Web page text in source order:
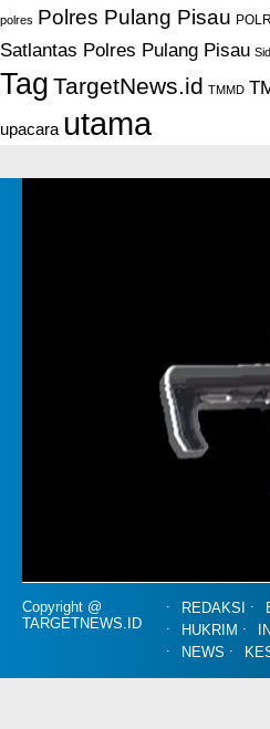
polres Polres Pulang Pisau
Satlantas Polres Pulang Pisau
Tag TargetNews.id TMMD
upacara utama
Copyright @
TARGETNEWS.ID
REDAKSI
HUKRIM
NEWS